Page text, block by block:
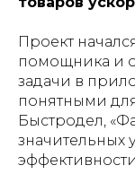
Проект
помощника и
задачи в
понятными
Быстродел,